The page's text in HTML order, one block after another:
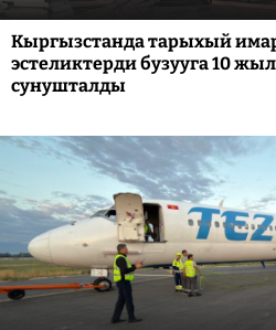
Кыргызстанда тарыхый
эстеликтерди бузууга 10
сунушталды